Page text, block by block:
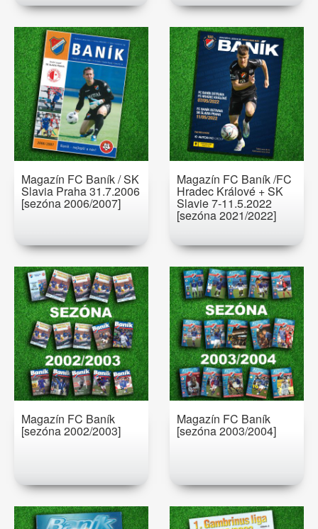
Magazín FC Baník / SK
Slavia Praha 31.7.2006
[sezóna 2006/2007]
Magazín FC Baník /FC
Hradec Králové + SK
Slavie 7-11.5.2022
[sezóna 2021/2022]
Magazín FC Baník
[sezóna 2002/2003]
Magazín FC Baník
[sezóna 2003/2004]